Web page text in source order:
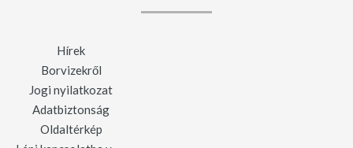
Hírek
Borvizekről
Jogi nyilatkozat
Adatbiztonság
Oldaltérkép